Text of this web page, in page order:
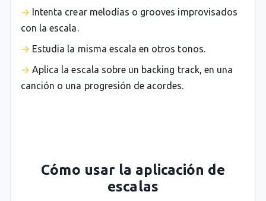
Intenta crear melodías o grooves improvisados
con la escala.
Estudia la misma escala en otros tonos.
Aplica la escala sobre un backing track, en una
canción o una progresión de acordes.
Cómo usar la aplicación de
escalas